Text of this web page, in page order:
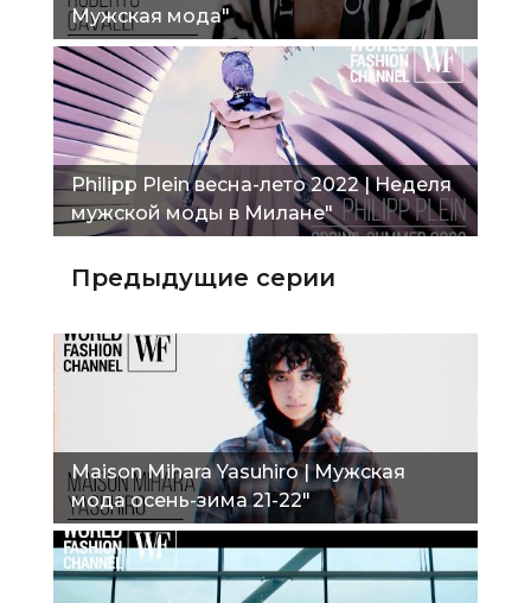
Мужская мода"
Philipp Plein весна-лето 2022 | Неделя
мужской моды в Милане"
Предыдущие серии
Maison Mihara Yasuhiro | Мужская
мода осень-зима 21-22"